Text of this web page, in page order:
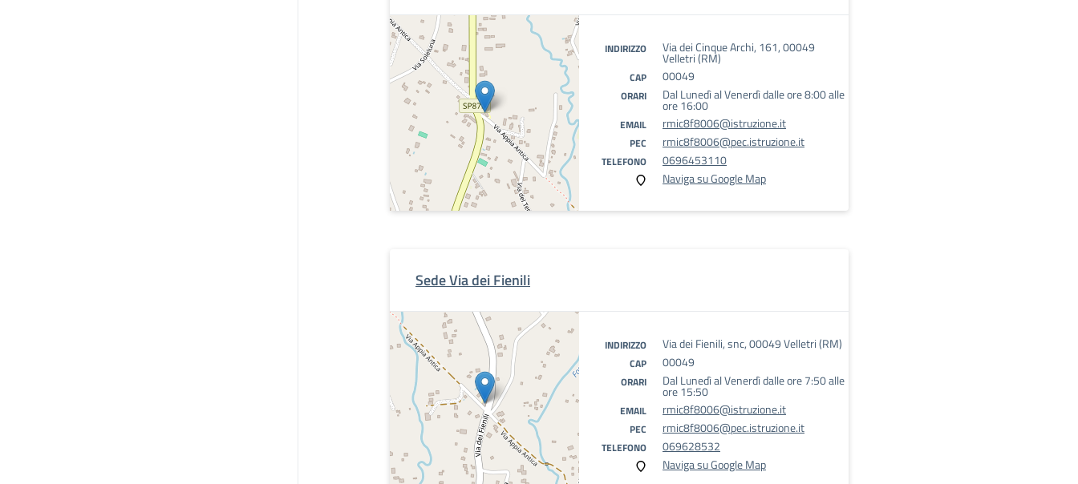
INDIRIZZO Via dei Cinque Archi, 161, 00049
Velletri (RM)
CAP 00049
ORARI Dal Lunedì al Venerdì dalle ore 8:00 alle
ore 16:00
EMAIL rmic8f8006@istruzione.it
PEC rmic8f8006@pec.istruzione.it
TELEFONO
0696453110
Naviga su Google Map
Sede Via dei Fienili
INDIRIZZO Via dei Fienili, snc, 00049 Velletri (RM)
CAP 00049
ORARI Dal Lunedì al Venerdì dalle ore 7:50 alle
ore 15:50
EMAIL rmic8f8006@istruzione.it
PEC rmic8f8006@pec.istruzione.it
TELEFONO
069628532
Naviga su Google Map